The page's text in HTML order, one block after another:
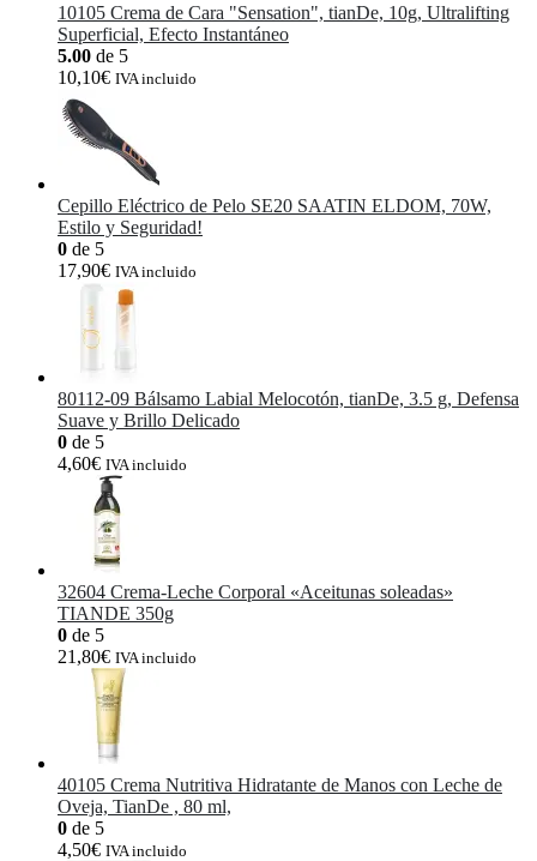
10105 Crema de Cara "Sensation", tianDe, 10g, Ultralifting
Superficial, Efecto Instantáneo
5.00 de 5
10,10€ IVA incluido
Cepillo Eléctrico de Pelo SE20 SAATIN ELDOM, 70W,
Estilo y Seguridad!
0 de 5
17,90€ IVA incluido
80112-09 Bálsamo Labial Melocotón, tianDe, 3.5 g, Defensa
Suave y Brillo Delicado
0 de 5
4,60€ IVA incluido
32604 Crema-Leche Corporal «Aceitunas soleadas»
TIANDE 350g
0 de 5
21,80€ IVA incluido
40105 Crema Nutritiva Hidratante de Manos con Leche de
Oveja, TianDe , 80 ml,
0 de 5
4,50€ IVA incluido